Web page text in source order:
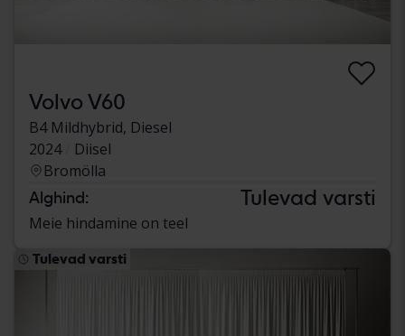
Volvo V60
B4 Mildhybrid, Diesel
2024
Diisel
Bromölla
Alghind: Tulevad varsti
Meie hindamine on teel
Tulevad varsti